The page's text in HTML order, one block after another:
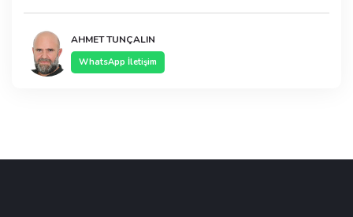
AHMET TUNÇALIN
WhatsApp İletişim